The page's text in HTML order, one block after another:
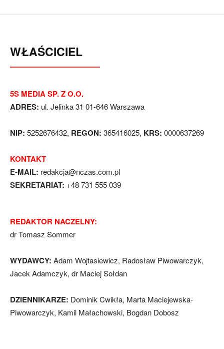
WŁAŚCICIEL
5S MEDIA SP. Z O.O.
ADRES: ul. Jelinka 31 01-646 Warszawa
NIP: 5252676432, REGON: 365416025, KRS: 0000637269
KONTAKT
E-MAIL: redakcja@nczas.com.pl
SEKRETARIAT: +48 731 555 039
REDAKTOR NACZELNY:
dr Tomasz Sommer
WYDAWCY: Adam Wojtasiewicz, Radosław Piwowarczyk,
Jacek Adamczyk, dr Maciej Sołdan
DZIENNIKARZE: Dominik Cwikła, Marta Maciejewska-
Piwowarczyk, Kamil Małachowski, Bogdan Dobosz